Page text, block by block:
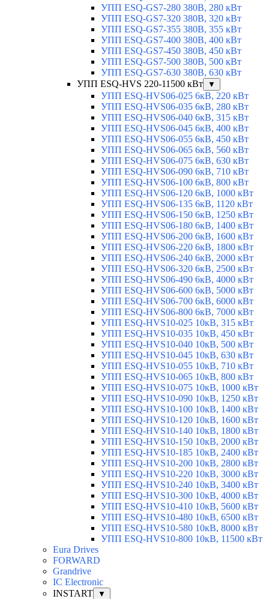
УПП ESQ-GS7-280 380В, 280 кВт
УПП ESQ-GS7-320 380В, 320 кВт
УПП ESQ-GS7-355 380В, 355 кВт
УПП ESQ-GS7-400 380В, 400 кВт
УПП ESQ-GS7-450 380В, 450 кВт
УПП ESQ-GS7-500 380В, 500 кВт
УПП ESQ-GS7-630 380В, 630 кВт
УПП ESQ-HVS 220-11500 кВт
▼
УПП ESQ-HVS06-025 6кВ, 220 кВт
УПП ESQ-HVS06-035 6кВ, 280 кВт
УПП ESQ-HVS06-040 6кВ, 315 кВт
УПП ESQ-HVS06-045 6кВ, 400 кВт
УПП ESQ-HVS06-055 6кВ, 450 кВт
УПП ESQ-HVS06-065 6кВ, 560 кВт
УПП ESQ-HVS06-075 6кВ, 630 кВт
УПП ESQ-HVS06-090 6кВ, 710 кВт
УПП ESQ-HVS06-100 6кВ, 800 кВт
УПП ESQ-HVS06-120 6кВ, 1000 кВт
УПП ESQ-HVS06-135 6кВ, 1120 кВт
УПП ESQ-HVS06-150 6кВ, 1250 кВт
УПП ESQ-HVS06-180 6кВ, 1400 кВт
УПП ESQ-HVS06-200 6кВ, 1600 кВт
УПП ESQ-HVS06-220 6кВ, 1800 кВт
УПП ESQ-HVS06-240 6кВ, 2000 кВт
УПП ESQ-HVS06-320 6кВ, 2500 кВт
УПП ESQ-HVS06-490 6кВ, 4000 кВт
УПП ESQ-HVS06-600 6кВ, 5000 кВт
УПП ESQ-HVS06-700 6кВ, 6000 кВт
УПП ESQ-HVS06-800 6кВ, 7000 кВт
УПП ESQ-HVS10-025 10кВ, 315 кВт
УПП ESQ-HVS10-035 10кВ, 450 кВт
УПП ESQ-HVS10-040 10кВ, 500 кВт
УПП ESQ-HVS10-045 10кВ, 630 кВт
УПП ESQ-HVS10-055 10кВ, 710 кВт
УПП ESQ-HVS10-065 10кВ, 800 кВт
УПП ESQ-HVS10-075 10кВ, 1000 кВт
УПП ESQ-HVS10-090 10кВ, 1250 кВт
УПП ESQ-HVS10-100 10кВ, 1400 кВт
УПП ESQ-HVS10-120 10кВ, 1600 кВт
УПП ESQ-HVS10-140 10кВ, 1800 кВт
УПП ESQ-HVS10-150 10кВ, 2000 кВт
УПП ESQ-HVS10-185 10кВ, 2400 кВт
УПП ESQ-HVS10-200 10кВ, 2800 кВт
УПП ESQ-HVS10-220 10кВ, 3000 кВт
УПП ESQ-HVS10-240 10кВ, 3400 кВт
УПП ESQ-HVS10-300 10кВ, 4000 кВт
УПП ESQ-HVS10-410 10кВ, 5600 кВт
УПП ESQ-HVS10-480 10кВ, 6500 кВт
УПП ESQ-HVS10-580 10кВ, 8000 кВт
УПП ESQ-HVS10-800 10кВ, 11500 кВт
Eura Drives
FORWARD
Grandrive
IC Electronic
INSTART
▼